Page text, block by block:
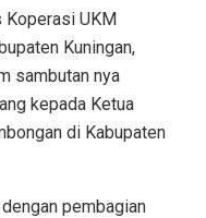
Koperasi UKM
Kuningan,
sambutan nya
kepada Ketua
di Kabupaten
pembagian